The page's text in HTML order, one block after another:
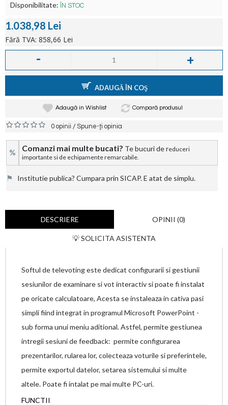
Disponibilitate:
ÎN STOC
1.038,98 Lei
Fără TVA: 858,66 Lei
- +
ADAUGĂ ÎN COŞ
Adaugă in Wishlist Compară produsul
0 opinii /Spune-ţi opinia
% Comanzi mai multe bucati? Te bucuri de reduceri
importante si de echipamente remarcabile.
⚑ Institutie publica? Cumpara prin SICAP. E atat de simplu.
DESCRIERE OPINII (0)
💡 SOLICITA ASISTENTA
Softul de televoting este dedicat configurarii si gestiunii
sesiunilor de examinare si vot interactiv si poate fi instalat
pe oricate calculatoare, Acesta se instaleaza in cativa pasi
simpli fiind integrat in programul Microsoft PowerPoint -
sub forma unui meniu aditional. Astfel, permite gestiunea
intregii sesiuni de feedback: permite configurarea
prezentarilor, rularea lor, colecteaza voturile si preferintele,
permite exportul datelor, setarea sistemului si multe
altele. Poate fi intalat pe mai multe PC-uri.
FUNCTII